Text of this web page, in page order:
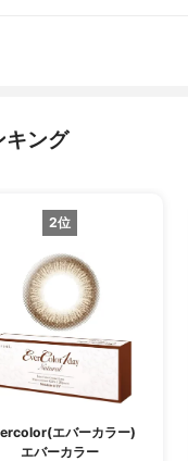
キング
2位
エバーカラー)
エバーカラー